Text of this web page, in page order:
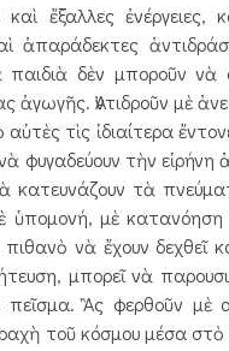
καὶ ἔξαλλες
ἀπαράδεκτες
παιδιὰ δὲν μποροῦν
ἀγωγῆς. Ἀντιδροῦν μὲ
τὶς ἰδιαίτερα
νὰ φυγαδεύουν τὴν
κατευνάζουν τὰ
ὑπομονή, μὲ
πιθανὸ νὰ ἔχουν
μπορεῖ νὰ
πεῖσμα. Ἂς φερθοῦν μὲ
τοῦ κόσμου μέσα